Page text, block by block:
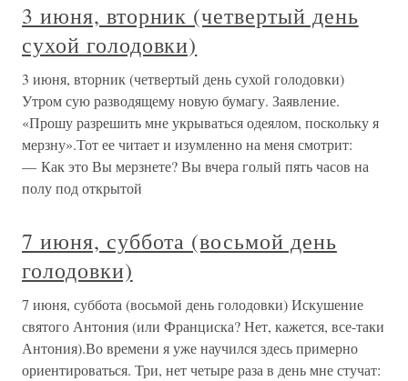
3 июня, вторник (четвертый день
сухой голодовки)
3 июня, вторник (четвертый день сухой голодовки)
Утром сую разводящему новую бумагу. Заявление.
«Прошу разрешить мне укрываться одеялом, поскольку я
мерзну».Тот ее читает и изумленно на меня смотрит:
— Как это Вы мерзнете? Вы вчера голый пять часов на
полу под открытой
7 июня, суббота (восьмой день
голодовки)
7 июня, суббота (восьмой день голодовки) Искушение
святого Антония (или Франциска? Нет, кажется, все-таки
Антония).Во времени я уже научился здесь примерно
ориентироваться. Три, нет четыре раза в день мне стучат: